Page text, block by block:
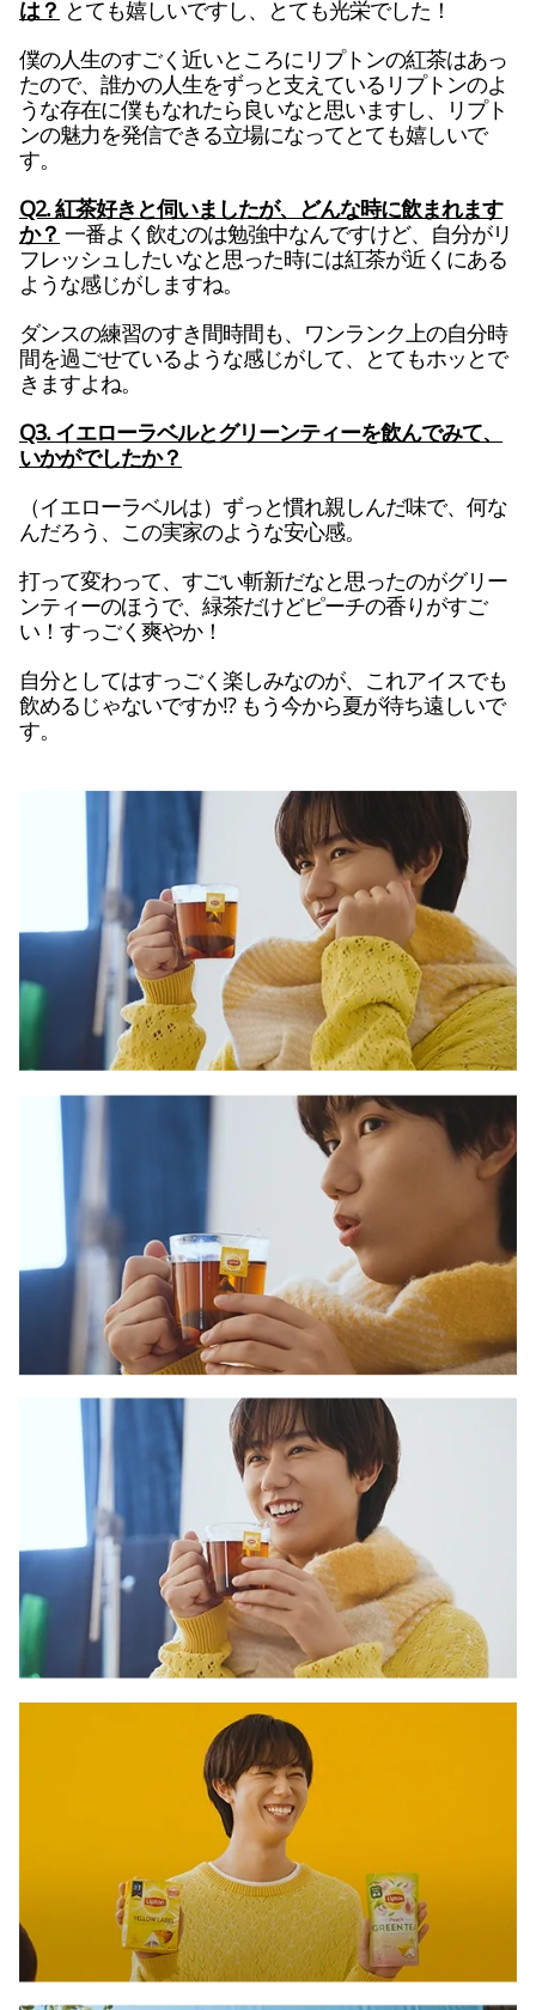
は？ とても嬉しいですし、とても光栄でした！
僕の人生のすごく近いところにリプトンの紅茶はあっ
たので、誰かの人生をずっと支えているリプトンのよ
うな存在に僕もなれたら良いなと思いますし、リプト
ンの魅力を発信できる立場になってとても嬉しいで
す。
Q2. 紅茶好きと伺いましたが、どんな時に飲まれます
か？ 一番よく飲むのは勉強中なんですけど、自分がリ
フレッシュしたいなと思った時には紅茶が近くにある
ような感じがしますね。
ダンスの練習のすき間時間も、ワンランク上の自分時
間を過ごせているような感じがして、とてもホッとで
きますよね。
Q3. イエローラベルとグリーンティーを飲んでみて、
いかがでしたか？
（イエローラベルは）ずっと慣れ親しんだ味で、何な
んだろう、この実家のような安心感。
打って変わって、すごい斬新だなと思ったのがグリー
ンティーのほうで、緑茶だけどピーチの香りがすご
い！すっごく爽やか！
自分としてはすっごく楽しみなのが、これアイスでも
飲めるじゃないですか!? もう今から夏が待ち遠しいで
す。